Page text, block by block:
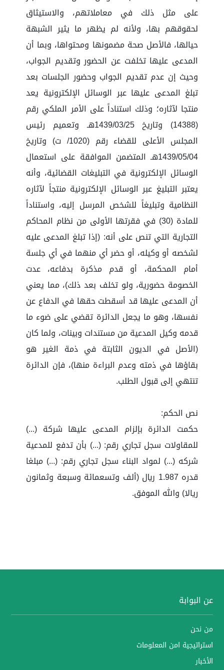
على مثل ذلك في معاملاتهم، والاستيثاق
لحقوقهم بها، ولأنه لم يظهر ما يثير الشبهة
حيالها، فالأصل صحة مضمونها ومحتواها، وبما أن
المدعى عليها تخلفت عن الحضور وتقديم الجواب،
وحيث إن عدم تقديم الجواب وحضور الجلسات بعد
تبلغ المدعى عليها عبر الوسائل الإلكترونية يعد
منتجا لآثاره؛ وذلك استناداً على الأمر الملكي رقم
(14388) وتاريخ 1439/03/25هـ وتعميم رئيس
المجلس الأعلى للقضاء رقم (1020/ ت) وتاريخ
1439/05/04هـ المتضمن الموافقة على استعمال
الوسائل الإلكترونية في التبليغات القضائية، وأنه
يعتبر التبليغ عبر الوسائل الإلكترونية منتجاً لآثاره
النظامية وتبليغاً للشخص المرسل إليه، واستناداً
للمادة (30) في فقرتها الأولى من نظام المحاكم
التجارية التي تنص على أنه: (إذا تبلغ المدعى عليه
لشخصه أو وكيله، أو حضر أي منهما في أي جلسة
أمام المحكمة، أو قدم مذكرة بدفاعه، عدت
الخصومة حضورية، ولو تخلف بعد ذلك)، مما يعني
أن المدعى عليها قد أسقطت حقها في الدفاع عن
نفسها، وهو ما يجعل الدائرة تقضي على ضوء ما
قدمه وكيل المدعية من مستندات وبينات، ولما كان
(الأصل في الديون الثابتة في ذمة الغير هو
بقاؤها في ذمته وعدم البراءة منها)، فإن الدائرة
تنتهي إلى قبول الطلب.
نص الحكم:
حكمت الدائرة بإلزام المدعى عليها شركة (...)
للمقاولات سجل تجاري رقم: (...) بأن تدفع للمدعية
شركه (...) لمواد البناء سجل تجاري رقم: (...) مبلغا
قدره 1.987 ريال (ألف وتسعمائة وسبعة وثمانون
ريالا) والله الموفق.
عن البوابة
من نحن
استراتيجية امن المعلومات
الأخبار